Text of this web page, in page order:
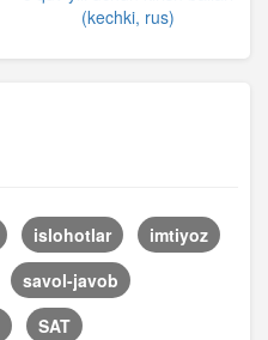
(kechki, rus)
islohotlar
imtiyoz
savol-javob
SAT